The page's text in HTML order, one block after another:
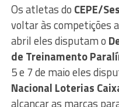
Os atletas do CEPE/
voltar às competições
abril eles disputam o
de Treinamento
5 e 7 de maio eles
Nacional Loterias
alcançar as marcas